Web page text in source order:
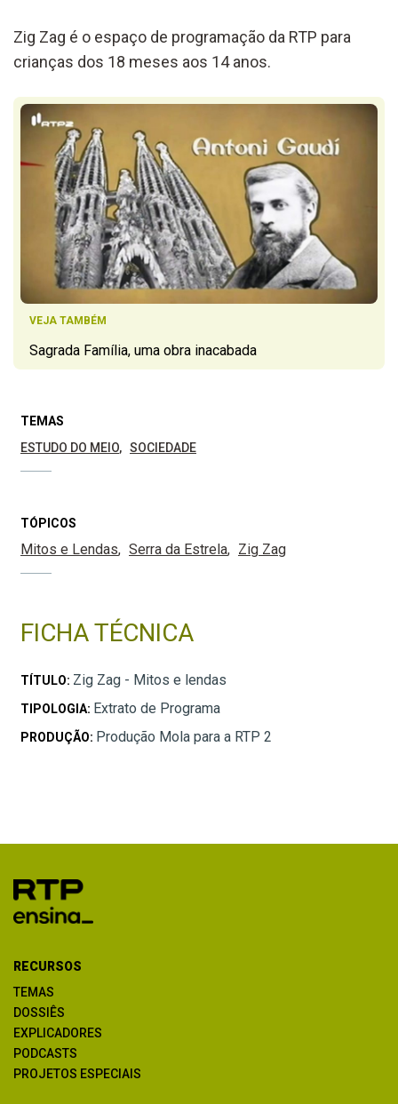
Zig Zag é o espaço de programação da RTP para
crianças dos 18 meses aos 14 anos.
VEJA TAMBÉM
Sagrada Família, uma obra inacabada
TEMAS
ESTUDO DO MEIO
SOCIEDADE
TÓPICOS
Mitos e Lendas Serra da Estrela Zig Zag
FICHA TÉCNICA
TÍTULO: Zig Zag - Mitos e lendas
TIPOLOGIA: Extrato de Programa
PRODUÇÃO: Produção Mola para a RTP 2
RECURSOS
TEMAS
DOSSIÊS
EXPLICADORES
PODCASTS
PROJETOS ESPECIAIS